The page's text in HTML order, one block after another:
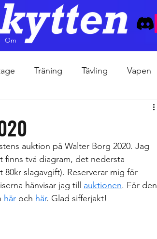
Om
Träning Tävling Vapen
auktion på Walter Borg 2020. Jag
finns två diagram, det nedersta
slagavgift). Reserverar mig för
hänvisar jag till auktionen. För den
här och här. Glad sifferjakt!